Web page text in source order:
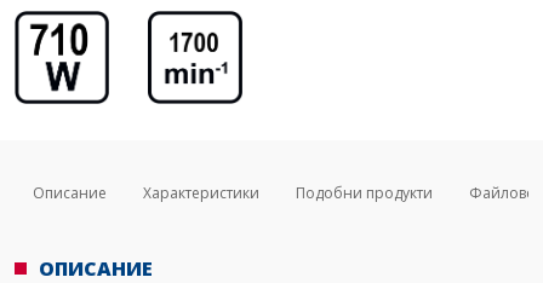
Описание Характеристики Подобни продукти Файлове
ОПИСАНИЕ